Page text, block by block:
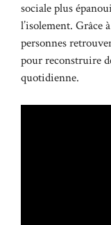
sociale plus
l’isolement. Grâce
personnes
pour reconstruire
quotidienne.